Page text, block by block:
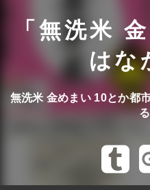
「無洗米
はな
無洗米 金めまい 10とか都